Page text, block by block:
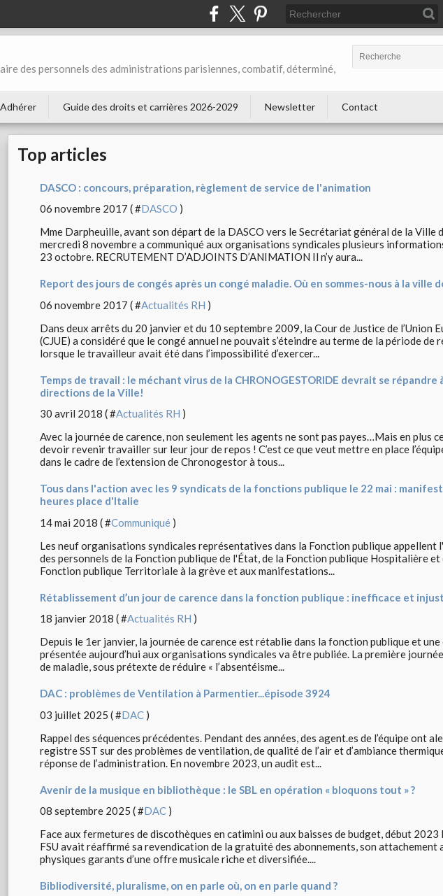
des personnels des administrations parisiennes, combatif, déterminé,
Adhérer Guide des droits et carrières 2026-2029 Newsletter Contact
Top articles
DASCO : concours, préparation, règlement de service de l'animation
06 novembre 2017 ( #DASCO )
Mme Darpheuille, avant son départ de la DASCO vers le Secrétariat général de la Ville
mercredi 8 novembre a communiqué aux organisations syndicales plusieurs
23 octobre. RECRUTEMENT D’ADJOINTS D’ANIMATION Il n’y aura...
Report des jours de congés après un congé maladie. Où en sommes-nous à la ville
06 novembre 2017 ( #Actualités RH )
Dans deux arrêts du 20 janvier et du 10 septembre 2009, la Cour de Justice de l’Union
(CJUE) a considéré que le congé annuel ne pouvait s’éteindre au terme de la période de
lorsque le travailleur avait été dans l’impossibilité d’exercer...
Temps de travail : le méchant virus de la CHRONOGESTORIDE devrait se répandre
directions de la Ville!
30 avril 2018 ( #Actualités RH )
Avec la journée de carence, non seulement les agents ne sont pas payes…Mais en plus
devoir revenir travailler sur leur jour de repos ! C’est ce que veut mettre en place
dans le cadre de l’extension de Chronogestor à tous...
Tous dans l'action avec les 9 syndicats de la fonctions publique le 22 mai :
heures place d'Italie
14 mai 2018 ( #Communiqué )
Les neuf organisations syndicales représentatives dans la Fonction publique appellent
des personnels de la Fonction publique de l'État, de la Fonction publique Hospitalière et
Fonction publique Territoriale à la grève et aux manifestations...
Rétablissement d’un jour de carence dans la fonction publique : inefficace et
18 janvier 2018 ( #Actualités RH )
Depuis le 1er janvier, la journée de carence est rétablie dans la fonction publique et
présentée aujourd’hui aux organisations syndicales va être publiée. La première journée
de maladie, sous prétexte de réduire « l’absentéisme...
DAC : problèmes de Ventilation à Parmentier...épisode 3924
03 juillet 2025 ( #DAC )
Rappel des séquences précédentes. Pendant des années, des agent.es de l’équipe ont
registre SST sur des problèmes de ventilation, de qualité de l’air et d’ambiance
réponse de l’administration. En novembre 2023, un audit est...
Avenir de la musique en bibliothèque : le SBL en opération « bloquons tout » ?
08 septembre 2025 ( #DAC )
Face aux fermetures de discothèques en catimini ou aux baisses de budget, début 2023
FSU avait réaffirmé sa revendication de la gratuité des abonnements, son attachement
physiques garants d’une offre musicale riche et diversifiée....
Bibliodiversité, pluralisme, on en parle où, on en parle quand ?